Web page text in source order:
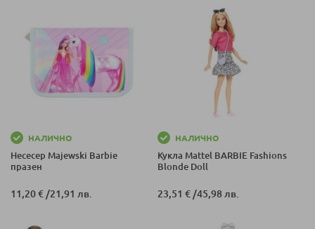
НАЛИЧНО
Несесер Majewski Barbie
празен
11,20 € /21,91 лв.
НАЛИЧНО
Кукла Mattel BARBIE Fashions
Blonde Doll
23,51 € /45,98 лв.